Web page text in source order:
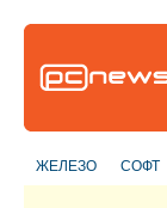
ЖЕЛЕЗО СОФТ